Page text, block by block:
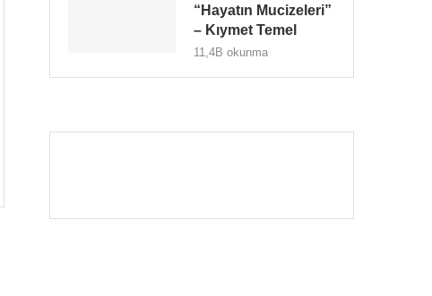
“Hayatın Mucizeleri”
– Kıymet Temel
11,4B okunma